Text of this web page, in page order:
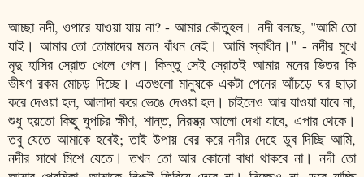
আচ্ছা নদী, ওপারে যাওয়া যায় না? - আমার কৌতুহল। নদী বলছে, "আমি তো
যাই। আমার তো তোমাদের মতন বাঁধন নেই। আমি স্বাধীন।" - নদীর মুখে
মৃদু হাসির স্রোত খেলে গেল। কিন্তু সেই স্রোতই আমার মনের ভিতর কি
ভীষণ রকম মোচড় দিচ্ছে। এতগুলো মানুষকে একটা পেনের আঁচড়ে ঘর ছাড়া
করে দেওয়া হল, আলাদা করে ভেঙে দেওয়া হল। চাইলেও আর যাওয়া যাবে না,
শুধু হয়তো কিছু ঘুপচির ক্ষীণ, শান্ত, নিরস্ত্র আলো দেখা যাবে, এপার থেকে।
তবু যেতে আমাকে হবেই; তাই উপায় বের করে নদীর দেহে ডুব দিচ্ছি আমি,
নদীর সাথে মিশে যেতে। তখন তো আর কোনো বাধা থাকবে না। নদী তো